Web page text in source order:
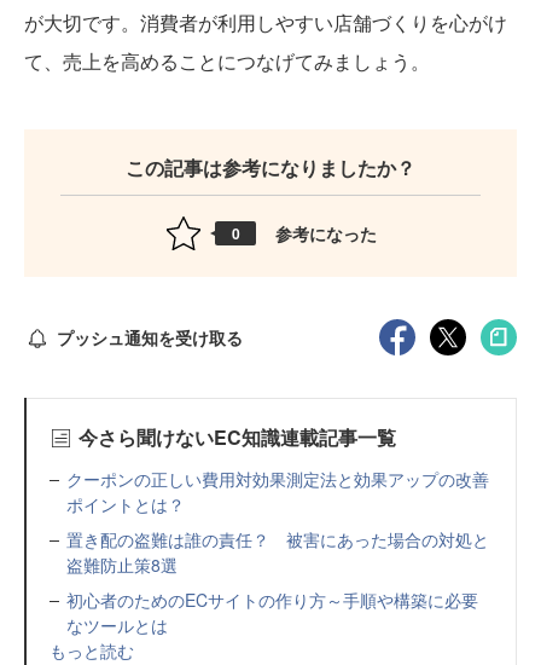
が大切です。消費者が利用しやすい店舗づくりを心がけ
て、売上を高めることにつなげてみましょう。
この記事は参考になりましたか？
0 参考になった
プッシュ通知を受け取る
今さら聞けないEC知識連載記事一覧
クーポンの正しい費用対効果測定法と効果アップの改善
ポイントとは？
置き配の盗難は誰の責任？ 被害にあった場合の対処と
盗難防止策8選
初心者のためのECサイトの作り方～手順や構築に必要
なツールとは
もっと読む